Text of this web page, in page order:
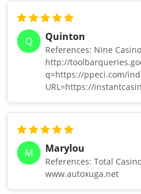
Q Quinton
References: Nine
http://
q=https://ppeci.com/
URL=https://
M Marylou
References: Total
www.autoxuga.net